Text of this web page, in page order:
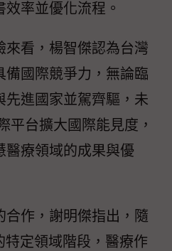
率並優化流程。
來看，楊智傑認為台灣
備國際競爭力，無論臨
先進國家並駕齊驅，未
平台擴大國際能見度，
醫療領域的成果與優
合作，謝明傑指出，隨
定領域階段，醫療作